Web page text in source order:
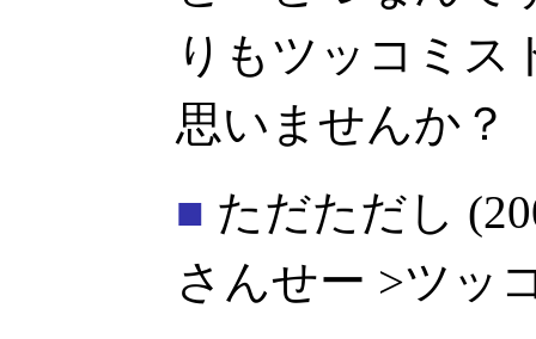
りもツッコミス
思いませんか？
■ ただただし
さんせー >ツッ